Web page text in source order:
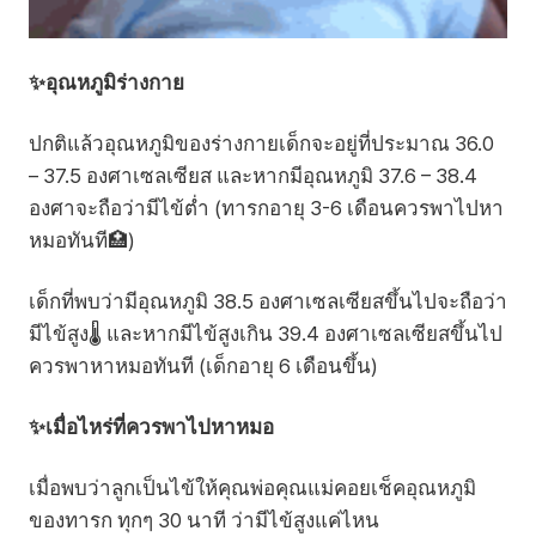
✨อุณหภูมิร่างกาย
ปกติแล้วอุณหภูมิของร่างกายเด็กจะอยู่ที่ประมาณ 36.0
– 37.5 องศาเซลเซียส และหากมีอุณหภูมิ 37.6 – 38.4
องศาจะถือว่ามีไข้ต่ำ (ทารกอายุ 3-6 เดือนควรพาไปหา
หมอทันที🏥)
เด็กที่พบว่ามีอุณหภูมิ 38.5 องศาเซลเซียสขึ้นไปจะถือว่า
มีไข้สูง🌡️ และหากมีไข้สูงเกิน 39.4 องศาเซลเซียสขึ้นไป
ควรพาหาหมอทันที (เด็กอายุ 6 เดือนขึ้น)
✨เมื่อไหร่ที่ควรพาไปหาหมอ
เมื่อพบว่าลูกเป็นไข้ให้คุณพ่อคุณแม่คอยเช็คอุณหภูมิ
ของทารก ทุกๆ 30 นาที ว่ามีไข้สูงแค่ไหน